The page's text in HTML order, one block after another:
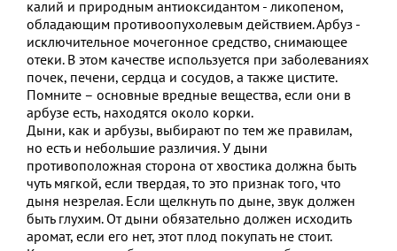
калий и природным антиоксидантом - ликопеном,
обладающим противоопухолевым действием. Арбуз -
исключительное мочегонное средство, снимающее
отеки. В этом качестве используется при заболеваниях
почек, печени, сердца и сосудов, а также цистите.
Помните – основные вредные вещества, если они в
арбузе есть, находятся около корки.
Дыни, как и арбузы, выбирают по тем же правилам,
но есть и небольшие различия. У дыни
противоположная сторона от хвостика должна быть
чуть мягкой, если твердая, то это признак того, что
дыня незрелая. Если щелкнуть по дыне, звук должен
быть глухим. От дыни обязательно должен исходить
аромат, если его нет, этот плод покупать не стоит.